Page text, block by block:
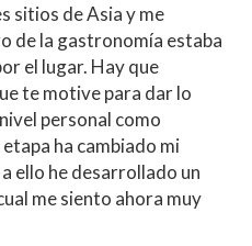
sitios de Asia y me
de la gastronomía estaba
el lugar. Hay que
te motive para dar lo
personal como
ha cambiado mi
ello he desarrollado un
me siento ahora muy